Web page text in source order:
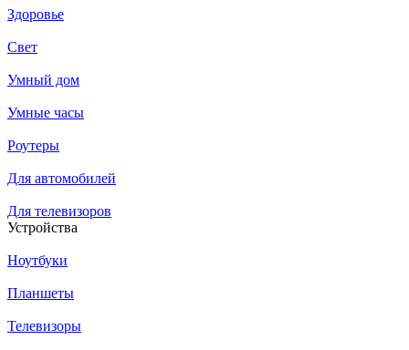
Здоровье
Свет
Умный дом
Умные часы
Роутеры
Для автомобилей
Для телевизоров
Устройства
Ноутбуки
Планшеты
Телевизоры